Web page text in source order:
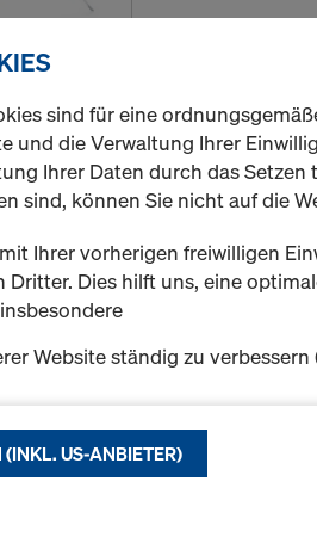
Menge
Universal-
Art.-nr.581977000
Herstellen einer
sind für eine
und die Verwaltung Ihrer
Ihrer Daten durch das
sind, können Sie nicht auf die
Ihrer vorherigen freiwilligen
Dies hilft uns, eine
Website ständig zu
und Statistik-Cookies) oder
als User auf bestimmten
(INKL. US-ANBIETER)